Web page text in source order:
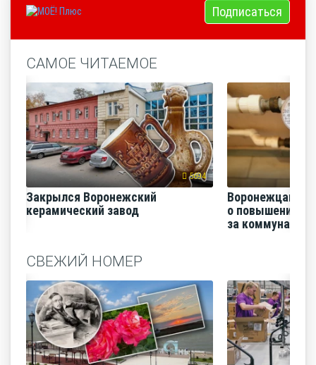
Подписаться
САМОЕ ЧИТАЕМОЕ
5694
Закрылся Воронежский
керамический завод
Воронежцам
о повышении
за
СВЕЖИЙ НОМЕР